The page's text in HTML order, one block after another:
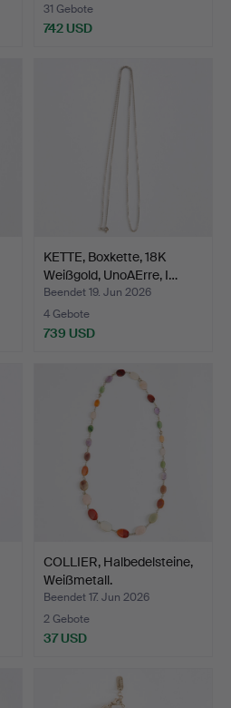
31 Gebote
742 USD
KETTE, Boxkette, 18K
Weißgold, UnoAErre, I…
Beendet 19. Jun 2026
4 Gebote
739 USD
COLLIER, Halbedelsteine,
Weißmetall.
Beendet 17. Jun 2026
2 Gebote
37 USD